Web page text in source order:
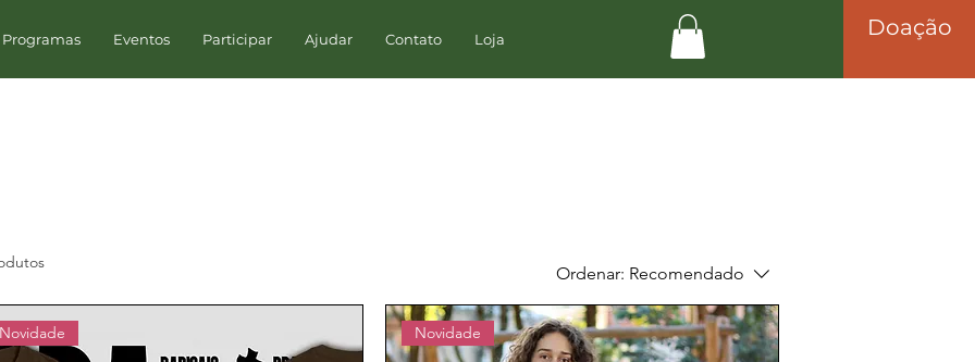
Programas Eventos Participar Ajudar Contato Loja Doação
Ordenar: Recomendado
Novidade Novidade